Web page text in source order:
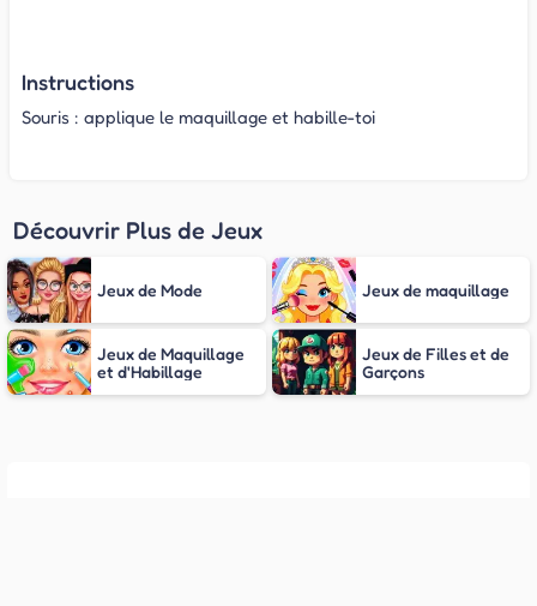
Instructions
Souris : applique le maquillage et habille-toi
Découvrir Plus de Jeux
Jeux de Mode Jeux de maquillage
Jeux de Maquillage
et d'Habillage
Jeux de Filles et de
Garçons